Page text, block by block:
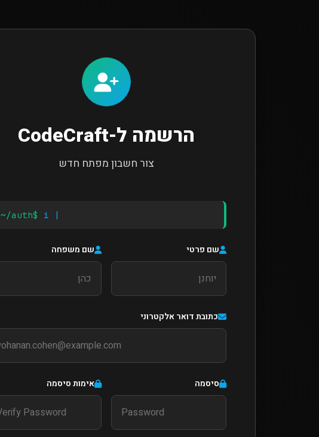
הרשמה ל-CodeCraft
צור חשבון מפתח חדש
~/auth$ initi
שם פרטי שם משפחה
כתובת דואר אלקטרוני
סיסמה אימות סיסמה